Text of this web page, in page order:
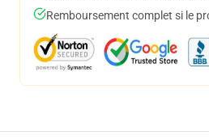
Remboursement complet si le